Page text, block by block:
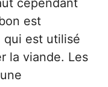
cependant
est
qui est utilisé
la viande. Les